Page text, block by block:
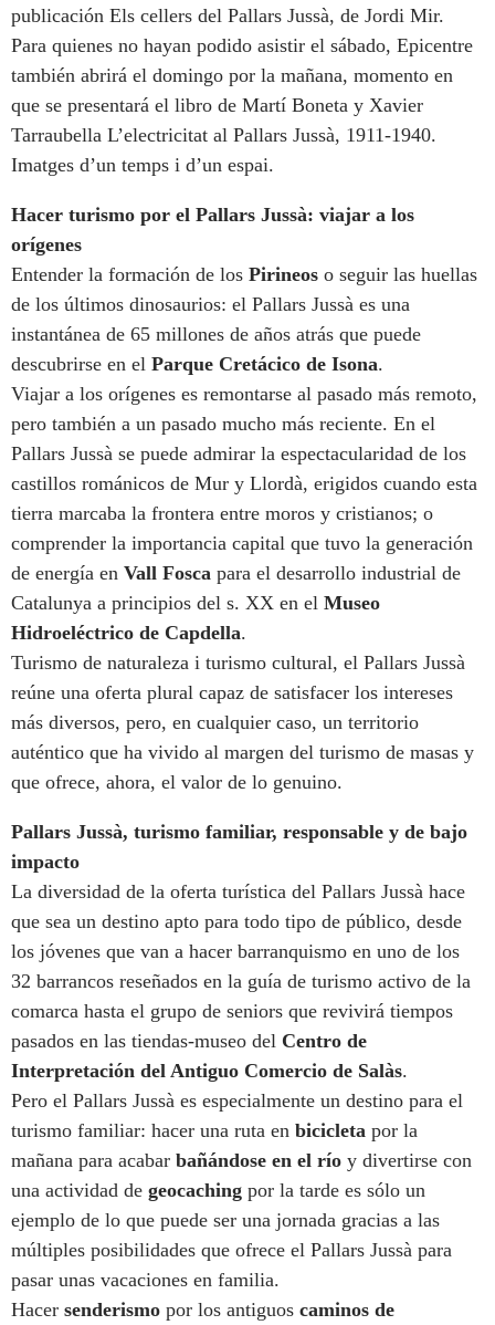
publicación Els cellers del Pallars Jussà, de Jordi Mir.
Para quienes no hayan podido asistir el sábado, Epicentre
también abrirá el domingo por la mañana, momento en
que se presentará el libro de Martí Boneta y Xavier
Tarraubella L’electricitat al Pallars Jussà, 1911-1940.
Imatges d’un temps i d’un espai.
Hacer turismo por el Pallars Jussà: viajar a los
orígenes
Entender la formación de los Pirineos o seguir las huellas
de los últimos dinosaurios: el Pallars Jussà es una
instantánea de 65 millones de años atrás que puede
descubrirse en el Parque Cretácico de Isona.
Viajar a los orígenes es remontarse al pasado más remoto,
pero también a un pasado mucho más reciente. En el
Pallars Jussà se puede admirar la espectacularidad de los
castillos románicos de Mur y Llordà, erigidos cuando esta
tierra marcaba la frontera entre moros y cristianos; o
comprender la importancia capital que tuvo la generación
de energía en Vall Fosca para el desarrollo industrial de
Catalunya a principios del s. XX en el Museo
Hidroeléctrico de Capdella.
Turismo de naturaleza i turismo cultural, el Pallars Jussà
reúne una oferta plural capaz de satisfacer los intereses
más diversos, pero, en cualquier caso, un territorio
auténtico que ha vivido al margen del turismo de masas y
que ofrece, ahora, el valor de lo genuino.
Pallars Jussà, turismo familiar, responsable y de bajo
impacto
La diversidad de la oferta turística del Pallars Jussà hace
que sea un destino apto para todo tipo de público, desde
los jóvenes que van a hacer barranquismo en uno de los
32 barrancos reseñados en la guía de turismo activo de la
comarca hasta el grupo de seniors que revivirá tiempos
pasados en las tiendas-museo del Centro de
Interpretación del Antiguo Comercio de Salàs.
Pero el Pallars Jussà es especialmente un destino para el
turismo familiar: hacer una ruta en bicicleta por la
mañana para acabar bañándose en el río y divertirse con
una actividad de geocaching por la tarde es sólo un
ejemplo de lo que puede ser una jornada gracias a las
múltiples posibilidades que ofrece el Pallars Jussà para
pasar unas vacaciones en familia.
Hacer senderismo por los antiguos caminos de